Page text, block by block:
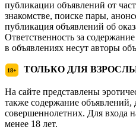
публикации объявлений от
знакомстве, поиске пары,
публикация объявлений об
Ответственность за
в объявлениях несут авторы
18+ ТОЛЬКО ДЛЯ
На сайте представлены
также содержание объявлений,
совершеннолетних. Для входа
менее 18 лет.